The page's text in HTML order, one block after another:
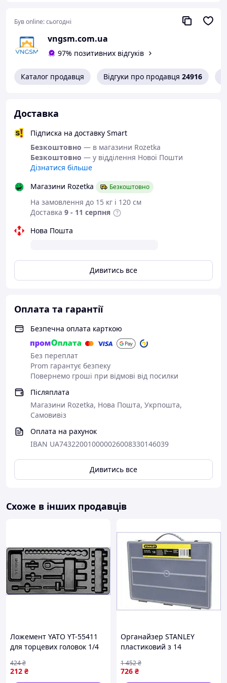
випадкового випадання забезпечується завдяки
надійній застібці-блискавці.
Ефективна організація простору
кріпильні стрічки дозволяють акуратно
Цей чохол стане вашим незамінним помічником у
насолоджуватися кожним моментом роботи з
інструментами та аксесуарами.
Технічні характеристики:
Матеріал: Зносостійкий оксфорд
Розміри: 24.5x12x5 см
Замок: Надійна застібка-блискавка
Додаткові зручності: Внутрішні кріпильні
стрічки для надійного зберігання інструментів
Був online:сьогодні
vngsm.com.ua
97% позитивних відгуків
Каталог продавця Відгуки про продавця 24916
Доставка
Підписка на доставку Smart
Безкоштовно — в магазини Rozetka
Безкоштовно — у відділення Нової Пошти
Дізнатися більше
Магазини Rozetka
Безкоштовно
На замовлення до 15 кг і 120 см
Доставка 9 - 11 серпня
Нова Пошта
Дивитись все
Оплата та гарантії
Безпечна оплата карткою
Без переплат
Prom гарантує безпеку
Повернемо гроші при відмові від посилки
Післяплата
Магазини Rozetka, Нова Пошта, Укрпошта,
Самовивіз
Оплата на рахунок
IBAN UA743220010000026008330146039
Дивитись все
Схоже в інших продавців
Ложемент YATO YT-55411
для торцевих головок 1/4
інструментів у шафі
212 ₴
424₴
Органайзер STANLEY
пластиковий з 14
зберігання ручного
інструменту та аксесуарів
726 ₴
1 452₴